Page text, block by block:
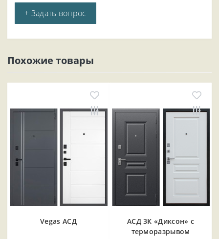
+ Задать вопрос
Похожие товары
Vegas АСД
АСД 3К «Диксон» с
терморазрывом